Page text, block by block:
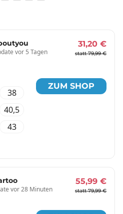
vor 5 Tagen
31,20 €
statt 79,99 €
38
40,5
43
ZUM SHOP
vor 28 Minuten
55,99 €
statt 79,99 €